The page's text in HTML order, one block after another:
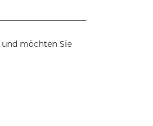
und möchten Sie